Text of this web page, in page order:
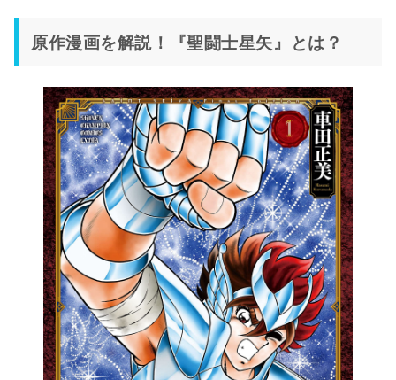
原作漫画を解説！『聖闘士星矢』とは？